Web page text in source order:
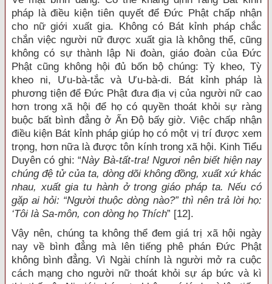
pháp là điều kiện tiên quyết để Đức Phật chấp nhận
cho nữ giới xuất gia. Không có Bát kỉnh pháp chắc
chắn việc người nữ được xuất gia là không thể, cũng
không có sự thành lập Ni đoàn, giáo đoàn của Đức
Phật cũng không hội đủ bốn bộ chúng: Tỳ kheo, Tỳ
kheo ni, Ưu-bà-tắc và Ưu-bà-di. Bát kỉnh pháp là
phương tiện để Đức Phật đưa địa vị của người nữ cao
hơn trong xã hội để họ có quyền thoát khỏi sự ràng
buộc bất bình đẳng ở Ấn Độ bấy giờ. Việc chấp nhận
điều kiện Bát kỉnh pháp giúp họ có một vị trí được xem
trọng, hơn nữa là được tôn kính trong xã hội. Kinh Tiểu
Duyên có ghi: “Này Bà-tất-tra! Ngươi nên biết hiện nay
chúng đệ tử của ta, dòng dõi không đồng, xuất xứ khác
nhau, xuất gia tu hành ở trong giáo pháp ta. Nếu có
gặp ai hỏi: “Người thuộc dòng nào?” thì nên trả lời họ:
‘Tôi là Sa-môn, con dòng họ Thích” [12].
Vậy nên, chúng ta không thể đem giá trị xã hội ngày
nay về bình đẳng mà lên tiếng phê phán Đức Phật
không bình đẳng. Vì Ngài chính là người mở ra cuộc
cách mạng cho người nữ thoát khỏi sự áp bức và kì